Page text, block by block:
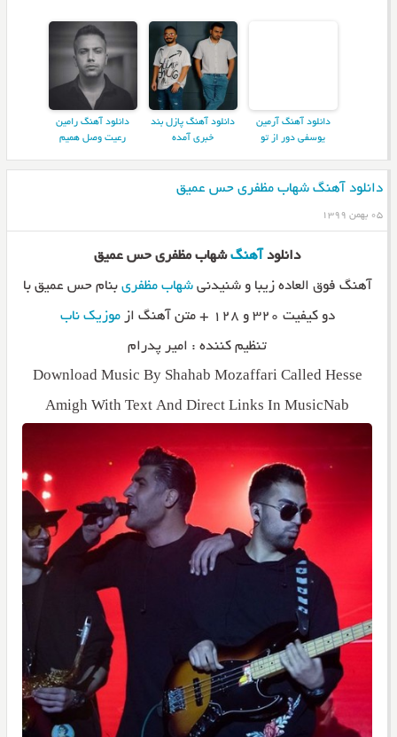
دانلود آهنگ آرمین
یوسفی دور از تو
دانلود آهنگ پازل بند
خبری آمده
دانلود آهنگ رامین
رعیت وصل همیم
دانلود آهنگ شهاب مظفری حس عمیق
۰۵ بهمن ۱۳۹۹
دانلود آهنگشهاب مظفری حس عمیق
آهنگ فوق العاده زیبا و شنیدنیشهاب مظفری بنام حس عمیق با
دو کیفیت ۳۲۰ و ۱۲۸ + متن آهنگ از
موزیک ناب
تنظیم کننده : امیر پدرام
Download Music By Shahab Mozaffari Called Hesse
Amigh With Text And Direct Links In MusicNab